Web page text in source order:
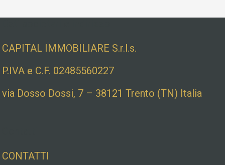
CAPITAL IMMOBILIARE S.r.l.s.
P.IVA e C.F. 02485560227
via Dosso Dossi, 7 – 38121 Trento (TN) Italia
CONTATTI